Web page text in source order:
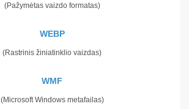
(Pažymėtas vaizdo formatas)
WEBP
(Rastrinis žiniatinklio vaizdas)
WMF
(Microsoft Windows metafailas)